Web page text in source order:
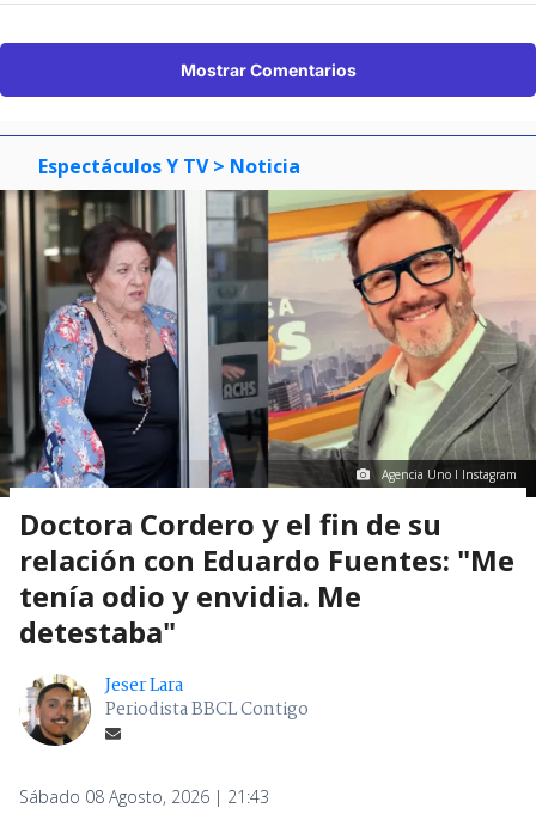
Mostrar Comentarios
Espectáculos Y TV > Noticia
Agencia Uno I Instagram
Doctora Cordero y el fin de su
relación con Eduardo Fuentes: "Me
tenía odio y envidia. Me
detestaba"
Jeser Lara
Periodista BBCL Contigo
Sábado 08 Agosto, 2026 | 21:43